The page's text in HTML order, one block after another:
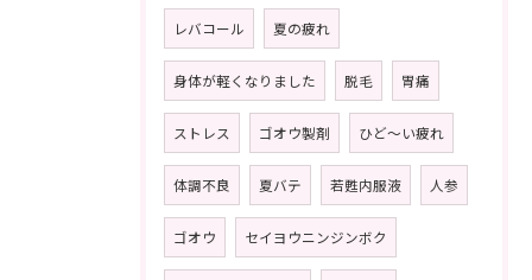
レバコール 夏の疲れ
身体が軽くなりました 脱毛 胃痛
ストレス ゴオウ製剤 ひど〜い疲れ
体調不良 夏バテ 若甦内服液 人参
ゴオウ セイヨウニンジンボク